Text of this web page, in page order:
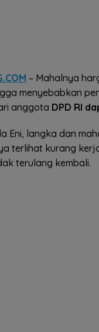
– Mahalnya
menyebabkan
anggota DPD RI
Eni, langka dan
terlihat kurang
terulang kembali.